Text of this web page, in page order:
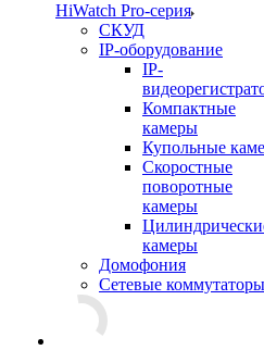
HiWatch Pro-серия
CКУД
IP-оборудование
IP-
Компактные
камеры
Купольные
Скоростные
поворотные
камеры
камеры
Домофония
Сетевые коммутаторы